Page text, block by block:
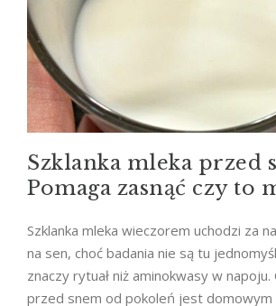
Szklanka mleka przed
Pomaga zasnąć czy to
Szklanka mleka wieczorem uchodzi za
na sen, choć badania nie są tu
znaczy rytuał niż aminokwasy w napoju.
przed snem od pokoleń jest domowym